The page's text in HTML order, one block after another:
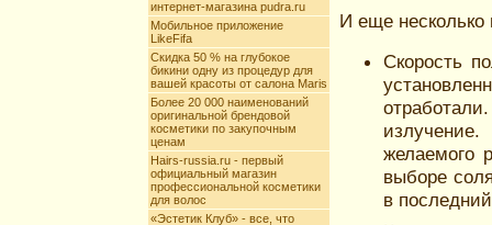
интернет-магазина pudra.ru
Мобильное приложение
LikeFifa
Скидка 50 % на глубокое
бикини одну из процедур для
вашей красоты от салона Maris
Более 20 000 наименований
оригинальной брендовой
косметики по закупочным
ценам
Hairs-russia.ru - первый
официальный магазин
профессиональной косметики
для волос
«Эстетик Клуб» - все, что
И еще несколько
Скорость
желаемого
выборе
в